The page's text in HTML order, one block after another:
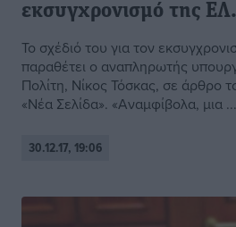
εκσυγχρονισμό της
Το σχέδιό του για τον
παραθέτει ο αναπληρωτής
Πολίτη, Νίκος Τόσκας, σε άρθρο
«Νέα Σελίδα». «Αναμφίβολα, μια ...
30.12.17, 19:06